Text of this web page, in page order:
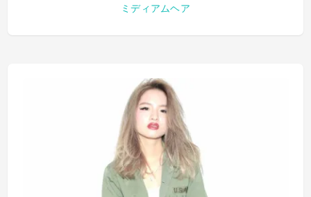
ミディアムヘア